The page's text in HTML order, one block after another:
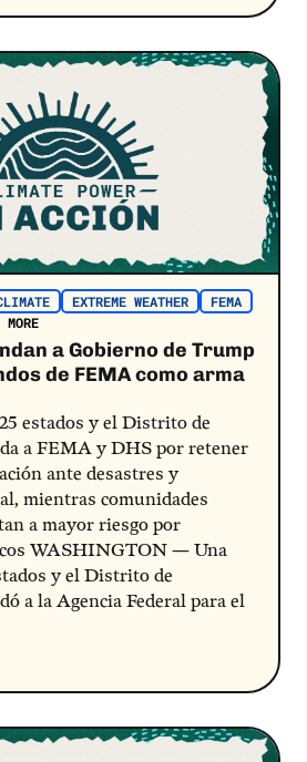
EXTREME WEATHER
FEMA
a Gobierno de Trump
de FEMA como arma
estados y el Distrito de
a FEMA y DHS por retener
ante desastres y
mientras comunidades
a mayor riesgo por
WASHINGTON — Una
y el Distrito de
a la Agencia Federal para el